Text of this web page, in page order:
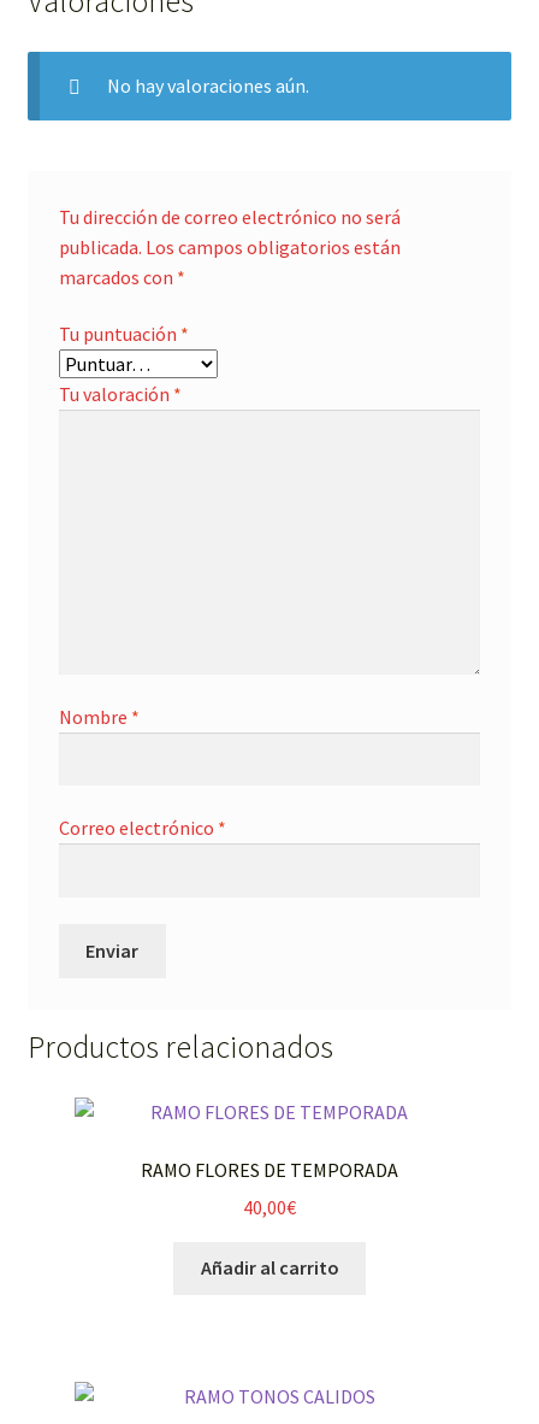
No hay valoraciones aún.
Tu dirección de correo electrónico no será
publicada. Los campos obligatorios están
marcados con *
Tu puntuación *
Tu valoración *
Nombre *
Correo electrónico *
Productos relacionados
RAMO FLORES DE TEMPORADA
40,00€
Añadir al carrito